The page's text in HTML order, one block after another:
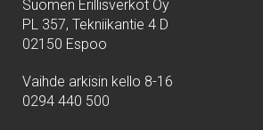
Suomen Erillisverkot Oy
PL 357, Tekniikantie 4 D
02150 Espoo
Vaihde arkisin kello 8-16
0294 440 500